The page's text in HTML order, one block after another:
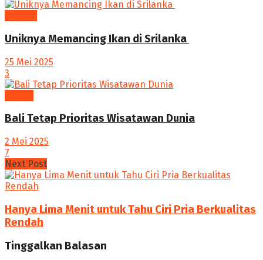
Uniknya Memancing Ikan di Srilanka
25 Mei 2025
3
Bali Tetap Prioritas Wisatawan Dunia
2 Mei 2025
7
Next Post
Hanya Lima Menit untuk Tahu Ciri Pria Berkualitas
Rendah
Tinggalkan Balasan